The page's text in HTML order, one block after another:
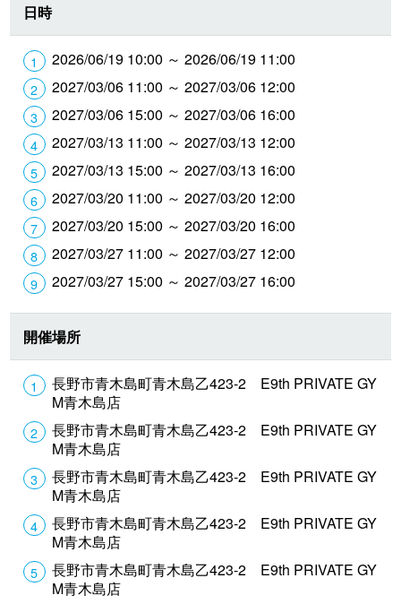
日時
2026/06/19 10:00 ～ 2026/06/19 11:00
2027/03/06 11:00 ～ 2027/03/06 12:00
2027/03/06 15:00 ～ 2027/03/06 16:00
2027/03/13 11:00 ～ 2027/03/13 12:00
2027/03/13 15:00 ～ 2027/03/13 16:00
2027/03/20 11:00 ～ 2027/03/20 12:00
2027/03/20 15:00 ～ 2027/03/20 16:00
2027/03/27 11:00 ～ 2027/03/27 12:00
2027/03/27 15:00 ～ 2027/03/27 16:00
開催場所
長野市青木島町青木島乙423-2 E9th PRIVATE GY
M青木島店
長野市青木島町青木島乙423-2 E9th PRIVATE GY
M青木島店
長野市青木島町青木島乙423-2 E9th PRIVATE GY
M青木島店
長野市青木島町青木島乙423-2 E9th PRIVATE GY
M青木島店
長野市青木島町青木島乙423-2 E9th PRIVATE GY
M青木島店